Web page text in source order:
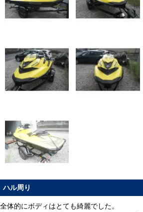
ハル周り
全体的にボディはとても綺麗でした。